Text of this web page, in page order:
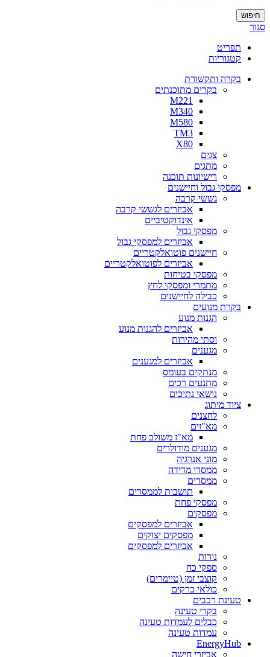
חיפוש
סגור
תפריט
קטגוריות
בקרה ותקשורת
בקרים מתוכנתים
M221
M340
M580
TM3
X80
צגים
מתגים
רישיונות תוכנה
מפסקי גבול וחיישנים
גששי קרבה
אביזרים לגששי קרבה
אינדוקטיביים
מפסקי גבול
אביזרים למפסקי גבול
חיישנים פוטואלקטריים
אביזרים לפוטואלקטריים
מפסקי בטיחות
מתמרי ומפסקי לחץ
כבילה לחיישנים
בקרת מנועים
הגנות מנוע
אביזרים להגנות מנוע
וסתי מהירות
מגענים
אביזרים למגענים
מנתקים בעומס
מתנעים רכים
נושאי נתיכים
ציוד מיתוג
לחצנים
מא"זים
מא"ז משולב פחת
מגענים מודולרים
מוני אנרגיה
ממסרי מדידה
ממסרים
תושבות לממסרים
מפסקי פחת
מפסקים
אביזרים למפסקים
מפסקים יצוקים
אביזרים למפסקים
נורות
ספקי כח
קוצבי זמן (טיימרים)
כולאי ברקים
טעינת רכבים
בקרי טעינה
כבלים לעמדות טעינה
עמדות טעינה
EnergyHub
אביזרי חישה